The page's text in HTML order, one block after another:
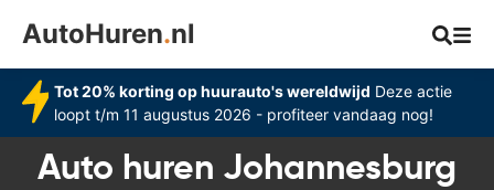
AutoHuren.nl
Tot 20% korting op huurauto's wereldwijd Deze actie
loopt t/m 11 augustus 2026 - profiteer vandaag nog!
Auto huren Johannesburg